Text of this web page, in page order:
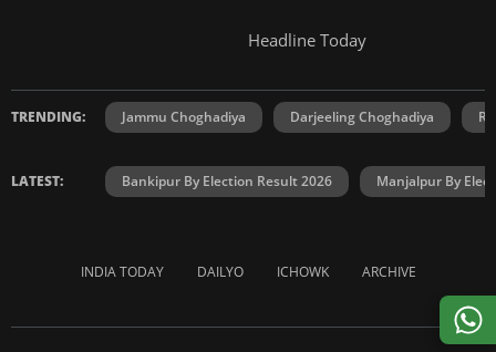
Headline Today
TRENDING: Jammu Choghadiya Darjeeling Choghadiya
LATEST: Bankipur By Election Result 2026 Manjalpur By
INDIA TODAY DAILYO ICHOWK ARCHIVE